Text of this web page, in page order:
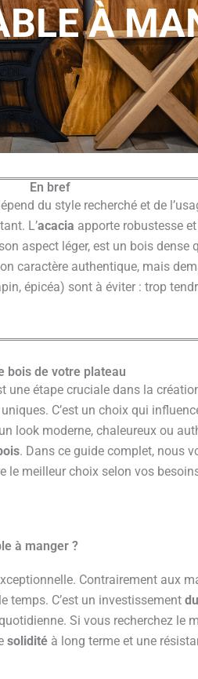
À
En bref
du style recherché et de
L’acacia apporte robustesse
aspect léger, est un bois dense
caractère authentique, mais
épicéa) sont à éviter : trop
bois de votre plateau
une étape cruciale dans la
C’est un choix qui
look moderne, chaleureux ou
. Dans ce guide complet, nous
meilleur choix selon vos
à manger ?
Contrairement aux
temps. C’est un investissement
Si vous recherchez le
soliditéà long terme et une